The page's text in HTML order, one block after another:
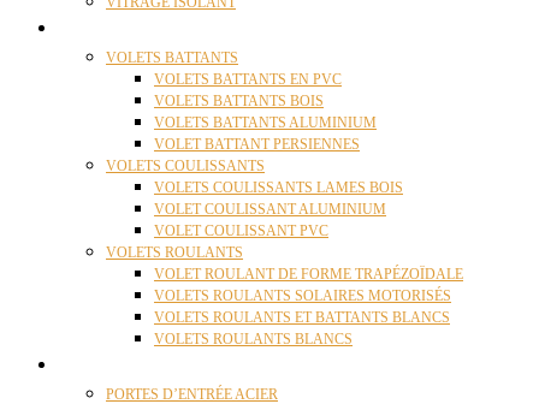
VOLETS BATTANTS
VOLETS BATTANTS EN PVC
VOLETS BATTANTS BOIS
VOLETS BATTANTS ALUMINIUM
VOLET BATTANT PERSIENNES
VOLETS COULISSANTS
VOLETS COULISSANTS LAMES BOIS
VOLET COULISSANT ALUMINIUM
VOLET COULISSANT PVC
VOLETS ROULANTS
VOLET ROULANT DE FORME TRAPÉZOÏDALE
VOLETS ROULANTS SOLAIRES MOTORISÉS
VOLETS ROULANTS ET BATTANTS BLANCS
VOLETS ROULANTS BLANCS
PORTES D’ENTRÉE ACIER